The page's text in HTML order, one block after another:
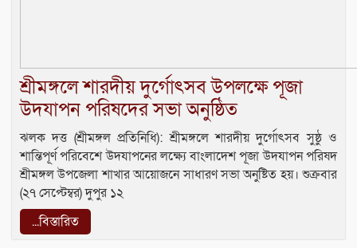
শ্রীমঙ্গলে শারদীয় দুর্গোৎসব উপলক্ষে পূজা
উদযাপন পরিষদের সভা অনুষ্ঠিত
ঝলক দত্ত (শ্রীমঙ্গল প্রতিনিধি): শ্রীমঙ্গলে শারদীয় দুর্গোৎসব সুষ্ঠু ও
শান্তিপূর্ণ পরিবেশে উদযাপনের লক্ষ্যে বাংলাদেশ পূজা উদযাপন পরিষদ
শ্রীমঙ্গল উপজেলা শাখার আয়োজনে সাধারণ সভা অনুষ্টিত হয়। শুক্রবার
(২৭ সেপ্টেম্বর) দুপুর ১২
...বিস্তারিত